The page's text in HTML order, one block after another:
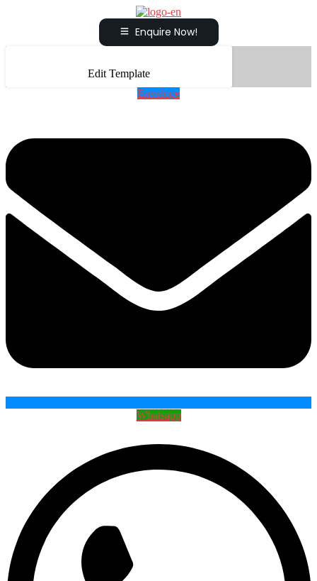
Enquire Now!
Edit Template
Envelope
Whatsapp